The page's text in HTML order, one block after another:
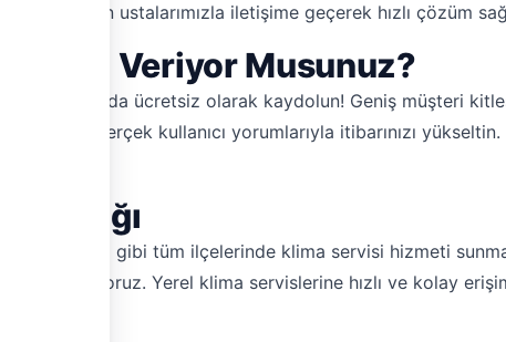
veren ustalarımızla iletişime geçerek hızlı çözüm
Servisi Veriyor Musunuz?
platformunda ücretsiz olarak kaydolun! Geniş müşteri
ve gerçek kullanıcı yorumlarıyla itibarınızı
Arsuz gibi tüm ilçelerinde klima servisi hizmeti
sağlıyoruz. Yerel klima servislerine hızlı ve kolay